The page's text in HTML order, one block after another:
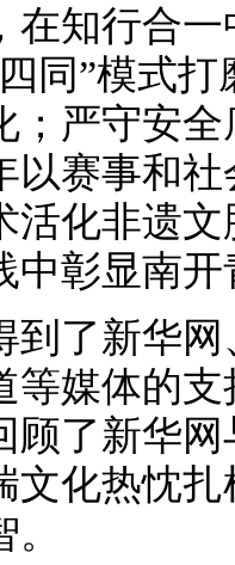
在知行合
同”模式
；严守安
以赛事和
活化非遗
中彰显南
了新华网
等媒体的
顾了新华
文化热忱